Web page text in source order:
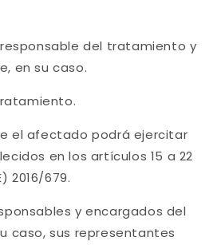
del tratamiento y
en su caso.
el afectado podrá ejercitar
en los artículos 15 a 22
2016/679.
y encargados del
caso, sus representantes